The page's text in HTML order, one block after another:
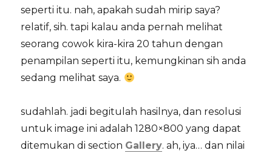
seperti itu. nah, apakah sudah mirip saya?
relatif, sih. tapi kalau anda pernah melihat
seorang cowok kira-kira 20 tahun dengan
penampilan seperti itu, kemungkinan sih anda
sedang melihat saya.
sudahlah. jadi begitulah hasilnya, dan resolusi
untuk image ini adalah 1280×800 yang dapat
ditemukan di section Gallery. ah, iya… dan nilai